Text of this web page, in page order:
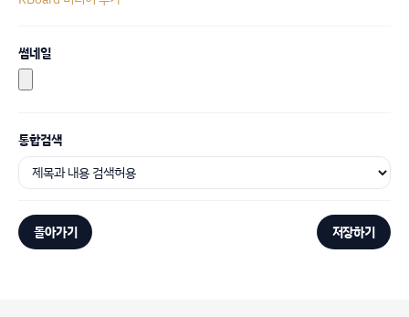
썸네일
통합검색
돌아가기 저장하기